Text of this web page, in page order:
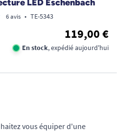
LED Eschenbach
6 avis • TE-5343
119,00 €
En stock, expédié aujourd'hui
vous équiper d'une